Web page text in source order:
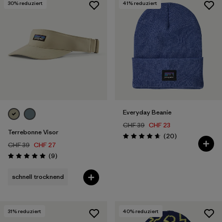
30% reduziert
Terrebonne Visor
CHF 39 CHF 27
Bewertung: 5.0 / 5
(9Rezensionen
)
schnell trocknend
41% reduziert
Everyday Beanie
CHF 39 CHF 23
Bewertung: 4.7 / 5
(20Rezensionen
)
31% reduziert 40% reduziert